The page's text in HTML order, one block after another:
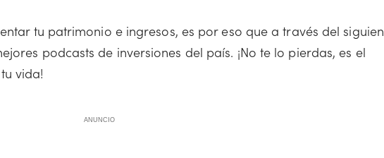
tu patrimonio e ingresos, es por eso que a través del
podcasts de inversiones del país. ¡No te lo pierdas, es el
vida!
ANUNCIO